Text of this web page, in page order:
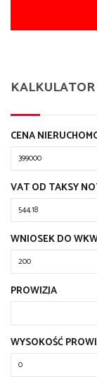
CENA
VAT OD TAKSY
WNIOSEK DO
PROWIZJA
WYSOKOŚĆ